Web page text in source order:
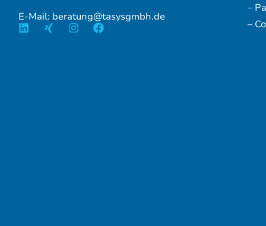
E-Mail: beratung@tasysgmbh.de
–
–